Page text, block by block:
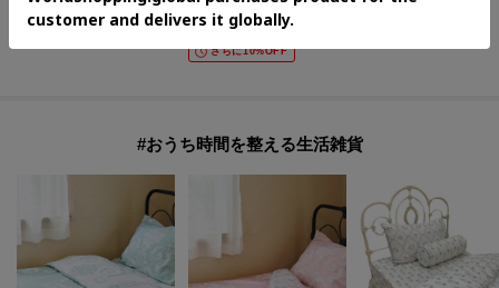
1,540
30%OFF
3,080
20%OFF
さらに10%OFF
#おうち時間を整える生活雑貨